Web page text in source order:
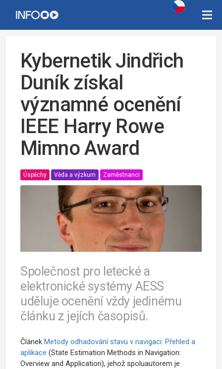
Kybernetik Jindřich
Duník získal
významné ocenění
IEEE Harry Rowe
Mimno Award
Úspěchy Věda a výzkum Zaměstnanci
Společnost pro letecké a
elektronické systémy AESS
uděluje ocenění vždy jedinému
článku z jejích časopisů.
Článek Metody odhadování stavu v navigaci: Přehled a
aplikace (State Estimation Methods in Navigation:
Overview and Application), jehož spoluautorem je